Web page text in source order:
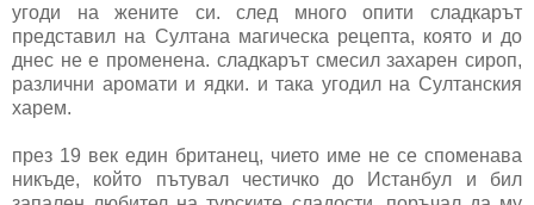
угоди на жените си. след много опити сладкарът
представил на Султана магическа рецепта, която и до
днес не е променена. сладкарът смесил захарен сироп,
различни аромати и ядки. и така угодил на Султанския
харем.
през 19 век един британец, чието име не се споменава
никъде, който пътувал честичко до Истанбул и бил